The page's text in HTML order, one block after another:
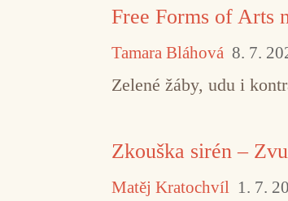
Free Forms of Arts
Tamara Bláhová 8. 7.
Zelené žáby, udu i
Zkouška sirén –
Matěj Kratochvíl 1. 7.